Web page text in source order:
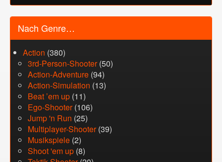
Nach Genre…
Action (380)
3rd-Person-Shooter(50)
Action-Adventure (94)
Action-Simulation (13)
Beat ’em up (11)
Ego-Shooter(106)
Jump 'n Run (25)
Multiplayer-Shooter(39)
Musikspiele (2)
Shoot 'em up (8)